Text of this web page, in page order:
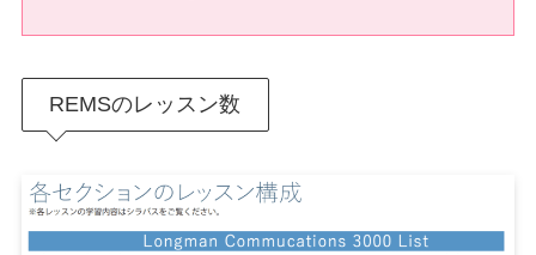
REMSのレッスン数